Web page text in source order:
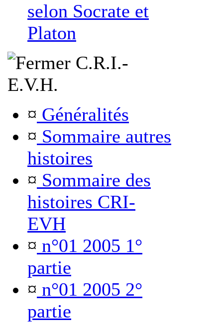
selon Socrate et
Platon
C.R.I.-
E.V.H.
¤ Généralités
¤ Sommaire autres
histoires
¤ Sommaire des
histoires CRI-
EVH
¤ n°01 2005 1°
partie
¤ n°01 2005 2°
partie